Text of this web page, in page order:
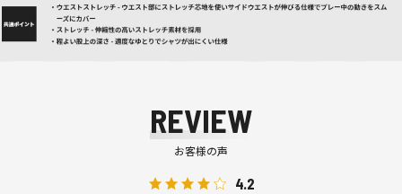
REVIEW
お客様の声
4.2